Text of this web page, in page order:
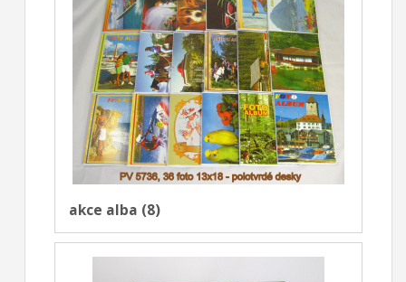
akce alba (8)